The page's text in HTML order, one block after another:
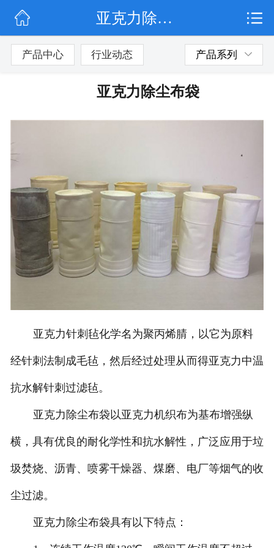
公司简介
亚克力除尘布袋
产品中心 行业动态 产品系列
亚克力除尘布袋
亚克力针刺毡化学名为聚丙烯腈，以它为原料
经针刺法制成毛毡，然后经过处理从而得亚克力中温
抗水解针刺过滤毡。
亚克力除尘布袋以亚克力机织布为基布增强纵
横，具有优良的耐化学性和抗水解性，广泛应用于垃
圾焚烧、沥青、喷雾干燥器、煤磨、电厂等烟气的收
尘过滤。
亚克力除尘布袋具有以下特点：